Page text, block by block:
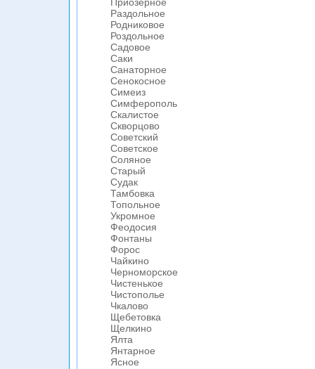
Раздольное
Родниковое
Роздольное
Садовое
Саки
Санаторное
Сенокосное
Симеиз
Симферополь
Скалистое
Скворцово
Советский
Советское
Соляное
Старый
Судак
Тамбовка
Топольное
Укромное
Феодосия
Фонтаны
Форос
Чайкино
Черноморское
Чистенькое
Чистополье
Чкалово
Щебетовка
Щелкино
Ялта
Янтарное
Ясное